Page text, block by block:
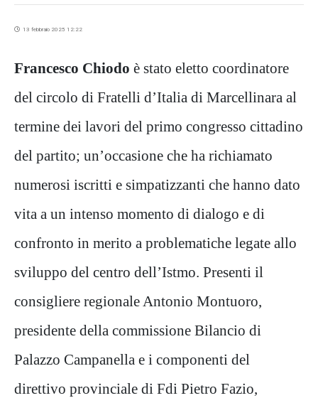
13 febbraio 2025 12:22
Francesco Chiodo è stato eletto coordinatore
del circolo di Fratelli d’Italia di Marcellinara al
termine dei lavori del primo congresso cittadino
del partito; un’occasione che ha richiamato
numerosi iscritti e simpatizzanti che hanno dato
vita a un intenso momento di dialogo e di
confronto in merito a problematiche legate allo
sviluppo del centro dell’Istmo. Presenti il
consigliere regionale Antonio Montuoro,
presidente della commissione Bilancio di
Palazzo Campanella e i componenti del
direttivo provinciale di Fdi Pietro Fazio,